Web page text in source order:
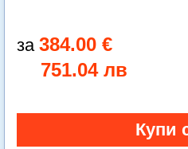
384.00 €
751.04 лв